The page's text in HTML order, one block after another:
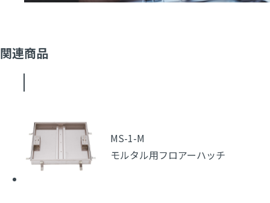
関連商品
MS-1-M
モルタル用フロアーハッチ